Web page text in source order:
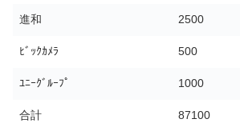
進和 2500
ﾋﾞｯｸｶﾒﾗ 500
ﾕﾆｰｸﾞﾙｰﾌﾟ 1000
合計 87100